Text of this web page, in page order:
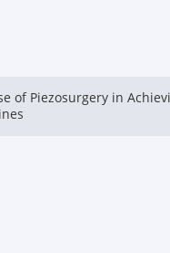
of Piezosurgery in